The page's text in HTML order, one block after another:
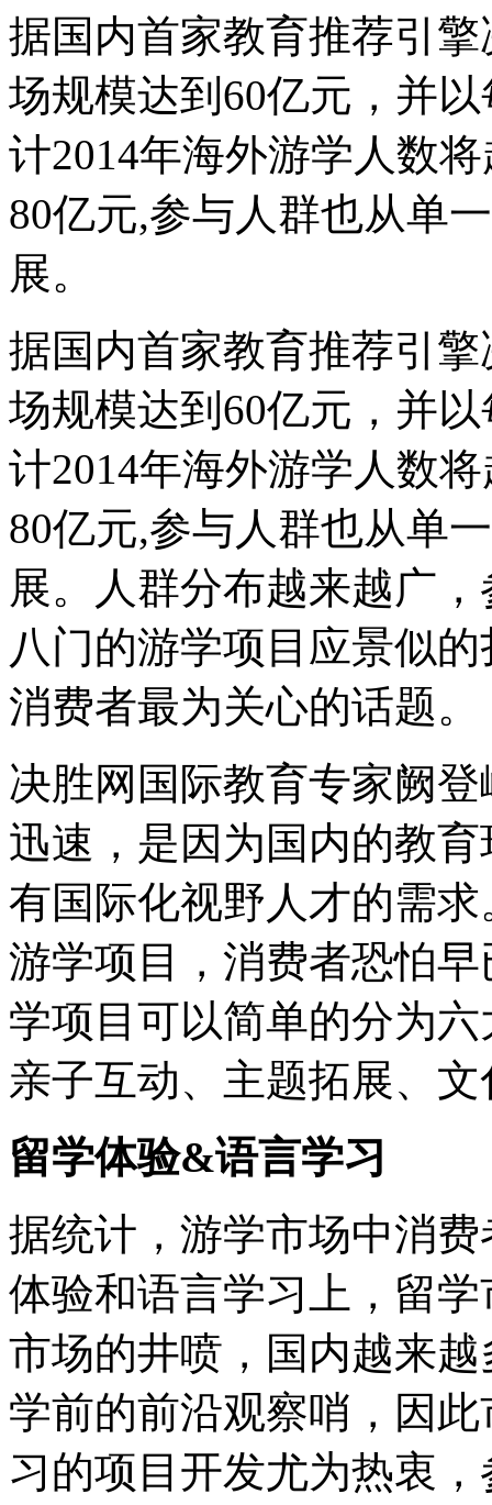
据国内首家教育推荐引
场规模达到60亿元，并
计2014年海外游学人数
80亿元,参与人群也从单
展。
据国内首家教育推荐引
场规模达到60亿元，并
计2014年海外游学人数
80亿元,参与人群也从单
展。人群分布越来越广
八门的游学项目应景似
消费者最为关心的话题。
决胜网国际教育专家阙
迅速，是因为国内的教
有国际化视野人才的需
游学项目，消费者恐怕
学项目可以简单的分为
亲子互动、主题拓展、
留学体验&语言学习
据统计，游学市场中消
体验和语言学习上，留
市场的井喷，国内越来
学前的前沿观察哨，因
习的项目开发尤为热衷